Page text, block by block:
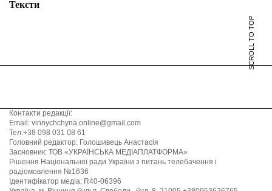
Тексти
SCROLL TO TOP
Контакти редакції:
Email: vinnychchyna.online@gmail.com
Тел:+38 098 031 08 61
Головний редактор: Голошивець Анастасія
Засновник: ТОВ «УКРАЇНСЬКА МЕДІАПЛАТФОРМА»
Рішення Національної ради України з питань телебачення і
радіомовлення №1636
Ідентифікатор медіа: R40-06396